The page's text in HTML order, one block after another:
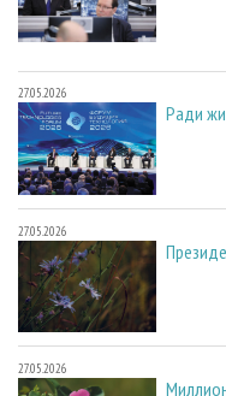
27.05.2026
Ради
27.05.2026
27.05.2026